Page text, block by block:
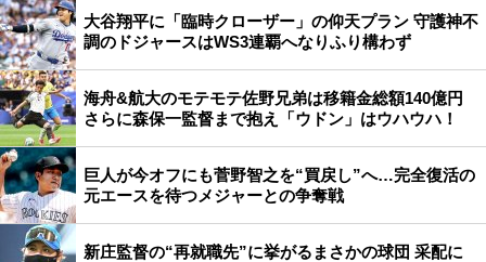
大谷翔平に「臨時クローザー」の仰天プラン 守護神不
調のドジャースはWS3連覇へなりふり構わず
海舟&航大のモテモテ佐野兄弟は移籍金総額140億円
さらに森保一監督まで抱え「ウドン」はウハウハ！
巨人が今オフにも菅野智之を“買戻し”へ…完全復活の
元エースを待つメジャーとの争奪戦
新庄監督の“再就職先”に挙がるまさかの球団 采配に